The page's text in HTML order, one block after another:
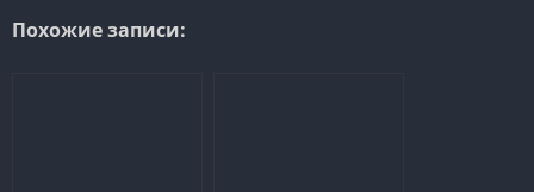
Похожие записи: